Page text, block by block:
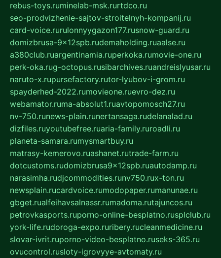
rebus-toys.ruminelab-msk.rurtdco.ru
seo-prodvizhenie-sajtov-stroitelnyh-kompanij.ru
card-voice.rurulonnyygazon177.rusnow-guard.ru
domizbrusa-9x12spb.rudemaholding.ruaalse.ru
a380club.ruargentinamia.ruperkoka.rumovie-one.ru
perk-oka.rug-octopus.rusibarchives.ruandreislyusar.ru
naruto-x.rupursefactory.rutor-lyubov-i-grom.ru
spayderhed-2022.rumovieone.ruevro-dez.ru
webamator.ruma-absolut1.ruavtopomosch27.ru
nv-750.runews-plain.runertansaga.rudelanalad.ru
dizfiles.ruyoutubefree.ruaria-family.ruroadli.ru
planeta-samara.rumysmartbuy.ru
matrasy-kemerovo.ruashanet.rutrade-farm.ru
dotcustoms.rudomizbrusa9x12spb.ruautodamp.ru
narasimha.rudjcommodities.runv750.rux-ton.ru
newsplain.rucardvoice.rumodopaper.rumanunae.ru
gbget.rualfeihavsalnassr.rumadoma.rutajuncos.ru
petrovkasports.ruporno-online-besplatno.rusplclub.ru
york-life.rudoroga-expo.ruribery.rucleanmedicine.ru
slovar-ivrit.ruporno-video-besplatno.ruseks-365.ru
ovucontrol.rusloty-igrovyye-avtomaty.ru